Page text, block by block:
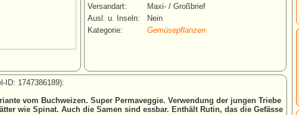
Versandart:
Maxi- / Großbrief
Ausl. u. Inseln:
Nein
Kategorie:
Gemüsepflanzen
ID: 1747386189):
vom Buchweizen. Super Permaveggie. Verwendung der jungen Triebe
wie Spinat. Auch die Samen sind essbar. Enthält Rutin, das die Gefässe